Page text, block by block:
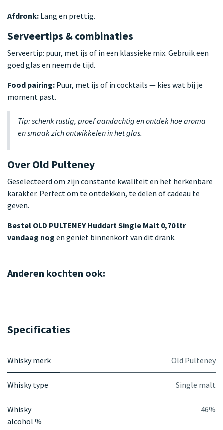
Afdronk: Lang en prettig.
Serveertips & combinaties
Serveertip: puur, met ijs of in een klassieke mix. Gebruik een
goed glas en neem de tijd.
Food pairing: Puur, met ijs of in cocktails — kies wat bij je
moment past.
Tip: schenk rustig, proef aandachtig en ontdek hoe aroma
en smaak zich ontwikkelen in het glas.
Over Old Pulteney
Geselecteerd om zijn constante kwaliteit en het herkenbare
karakter. Perfect om te ontdekken, te delen of cadeau te
geven.
Bestel OLD PULTENEY Huddart Single Malt 0,70 ltr
vandaag nog en geniet binnenkort van dit drank.
Anderen kochten ook:
Specificaties
Whisky merk Old Pulteney
Whisky type Single malt
Whisky
alcohol %
46%